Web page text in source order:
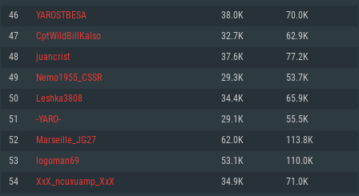
최소사양
운영체제: Windows 10 (64 bit)
프로세서: 2.2 GHz 듀얼코어 이상
메모리: 4GB
그래픽 카드: DirectX 11 이상을 지원하는 AMD Radeon 77XX / NVIDIA
GeForce GT 660. 최소 사양 해상도: 720p
네트워크: 브로드밴드 인터넷
여유 저장 공간: 22.1 GB (최소 클라이언트)
최소사양
운영체제: Mac OS Big Sur 11.0
프로세서: 최소 2.2 GHz의 Core i5 (Intel Xeon 은 지원하지 않습니다)
메모리: 6 GB
그래픽 카드: Metal 을 지원하는 Intel Iris Pro 5200 (Mac), 혹은 이와 비슷한 성
능을 가지는 Mac 버전의 AMD/Nvidia. 최소 해상도: 720p
네트워크: 브로드밴드 인터넷
여유 저장 공간: 22.1 GB (최소 클라이언트)
최소사양
운영체제: 64bit Linux 중 최신 버전
프로세서: 2.4 GHz 듀얼코어
메모리: 4 GB
그래픽 카드: Vulkan 을 지원하고, 최신 그래픽 드라이버를 지원하는 NVIDIA
660 (6개월 미만) 혹은 그와 동급의 성능을 가지며 최신 그래픽 드라이버를 지
원하는 AMD (6개월 미만; 최소사양 지원 해상도 720p)
네트워크: 브로드밴드 인터넷
여유 저장 공간: 22.1 GB (최소 클라이언트)
46 YAROSTBESA 38.0K 70.0K
47 CptWildBillKalso 32.7K 62.9K
48 juancrist 37.6K 77.2K
49 Nemo1955_CSSR 29.3K 53.7K
50 Leshka3808 34.4K 65.9K
51 -YARO- 29.1K 55.5K
52 Marseille_JG27 62.0K 113.8K
53 logoman69 53.1K 110.0K
54 XxX_ncuxuamp_XxX 34.9K 71.0K